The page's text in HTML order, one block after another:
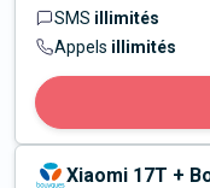
SMS illimités
Appels illimités
Xiaomi 17T +